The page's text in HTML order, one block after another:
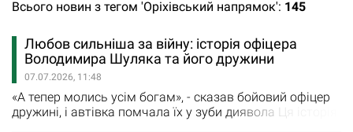
Всього новин з тегом 'Оріхівський напрямок': 145
Любов сильніша за війну: історія офіцера
Володимира Шуляка та його дружини
07.07.2026, 11:48
«А тепер молись усім богам», - сказав бойовий офіцер
дружині, і автівка помчала їх у зуби диявола Ця історія